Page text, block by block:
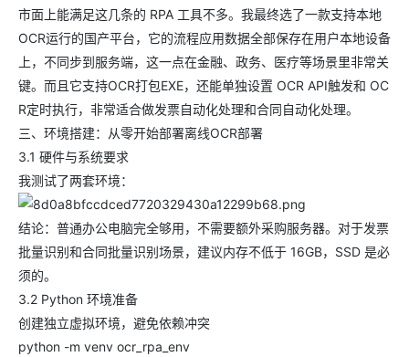
市面上能满足这几条的 RPA 工具不多。我最终选了一款支持本地
OCR运行的国产平台，它的流程应用数据全部保存在用户本地设备
上，不同步到服务端，这一点在金融、政务、医疗等场景里非常关
键。而且它支持OCR打包EXE，还能单独设置 OCR API触发和 OC
R定时执行，非常适合做发票自动化处理和合同自动化处理。
三、环境搭建：从零开始部署离线OCR部署
3.1 硬件与系统要求
我测试了两套环境：
结论：普通办公电脑完全够用，不需要额外采购服务器。对于发票
批量识别和合同批量识别场景，建议内存不低于 16GB，SSD 是必
须的。
3.2 Python 环境准备
创建独立虚拟环境，避免依赖冲突
python -m venv ocr_rpa_env